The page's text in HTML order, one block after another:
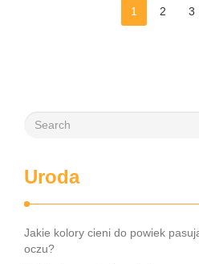
1
2 3
Uroda
Jakie kolory cieni do powiek
oczu?